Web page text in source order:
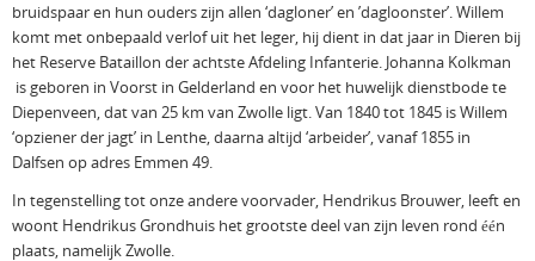
bruidspaar en hun ouders zijn allen ‘dagloner’ en ’dagloonster’. Willem
komt met onbepaald verlof uit het leger, hij dient in dat jaar in Dieren bij
het Reserve Bataillon der achtste Afdeling Infanterie. Johanna Kolkman
is geboren in Voorst in Gelderland en voor het huwelijk dienstbode te
Diepenveen, dat van 25 km van Zwolle ligt. Van 1840 tot 1845 is Willem
‘opziener der jagt’ in Lenthe, daarna altijd ‘arbeider’, vanaf 1855 in
Dalfsen op adres Emmen 49.
In tegenstelling tot onze andere voorvader, Hendrikus Brouwer, leeft en
woont Hendrikus Grondhuis het grootste deel van zijn leven rond één
plaats, namelijk Zwolle.